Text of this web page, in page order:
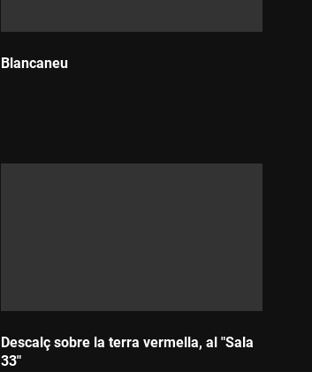
Blancaneu
Descalç sobre la terra vermella, al "Sala
33"